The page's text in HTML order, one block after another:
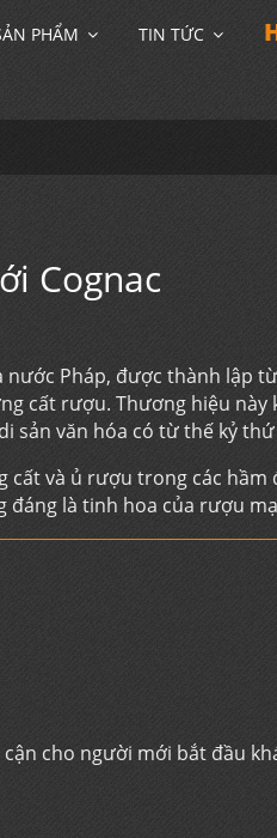
PHẨM TIN TỨC
Cognac
nước Pháp, được thành lập từ
cất rượu. Thương hiệu
sản văn hóa có từ thế kỷ thứ
và ủ rượu trong các
đáng là tinh hoa của rượu
cho người mới bắt đầu